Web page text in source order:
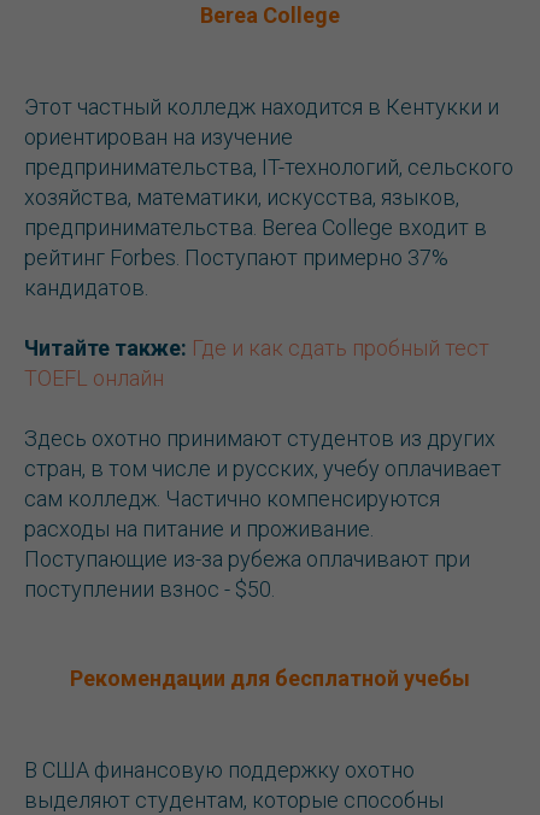
Berea College
Этот частный колледж находится в Кентукки и
ориентирован на изучение
предпринимательства, IT-технологий, сельского
хозяйства, математики, искусства, языков,
предпринимательства. Berea College входит в
рейтинг Forbes. Поступают примерно 37%
кандидатов.
Читайте также: Где и как сдать пробный тест
TOEFL онлайн
Здесь охотно принимают студентов из других
стран, в том числе и русских, учебу оплачивает
сам колледж. Частично компенсируются
расходы на питание и проживание.
Поступающие из-за рубежа оплачивают при
поступлении взнос - $50.
Рекомендации для бесплатной учебы
В США финансовую поддержку охотно
выделяют студентам, которые способны